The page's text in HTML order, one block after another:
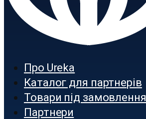
Про Ureka
Каталог для партнерів
Товари під замовлення
Партнери